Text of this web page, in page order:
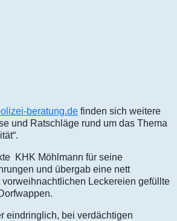
beratung.de finden sich weitere
und Ratschläge rund um das Thema
KHK Möhlmann für seine
und übergab eine nett
Leckereien gefüllte
eindringlich, bei verdächtigen